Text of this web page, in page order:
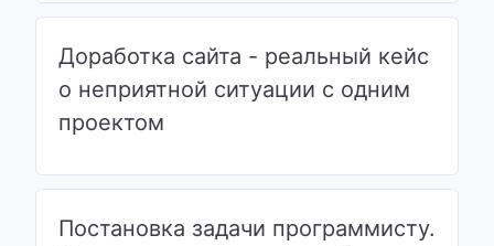
Доработка сайта - реальный кейс
о неприятной ситуации с одним
проектом
Постановка задачи программисту.